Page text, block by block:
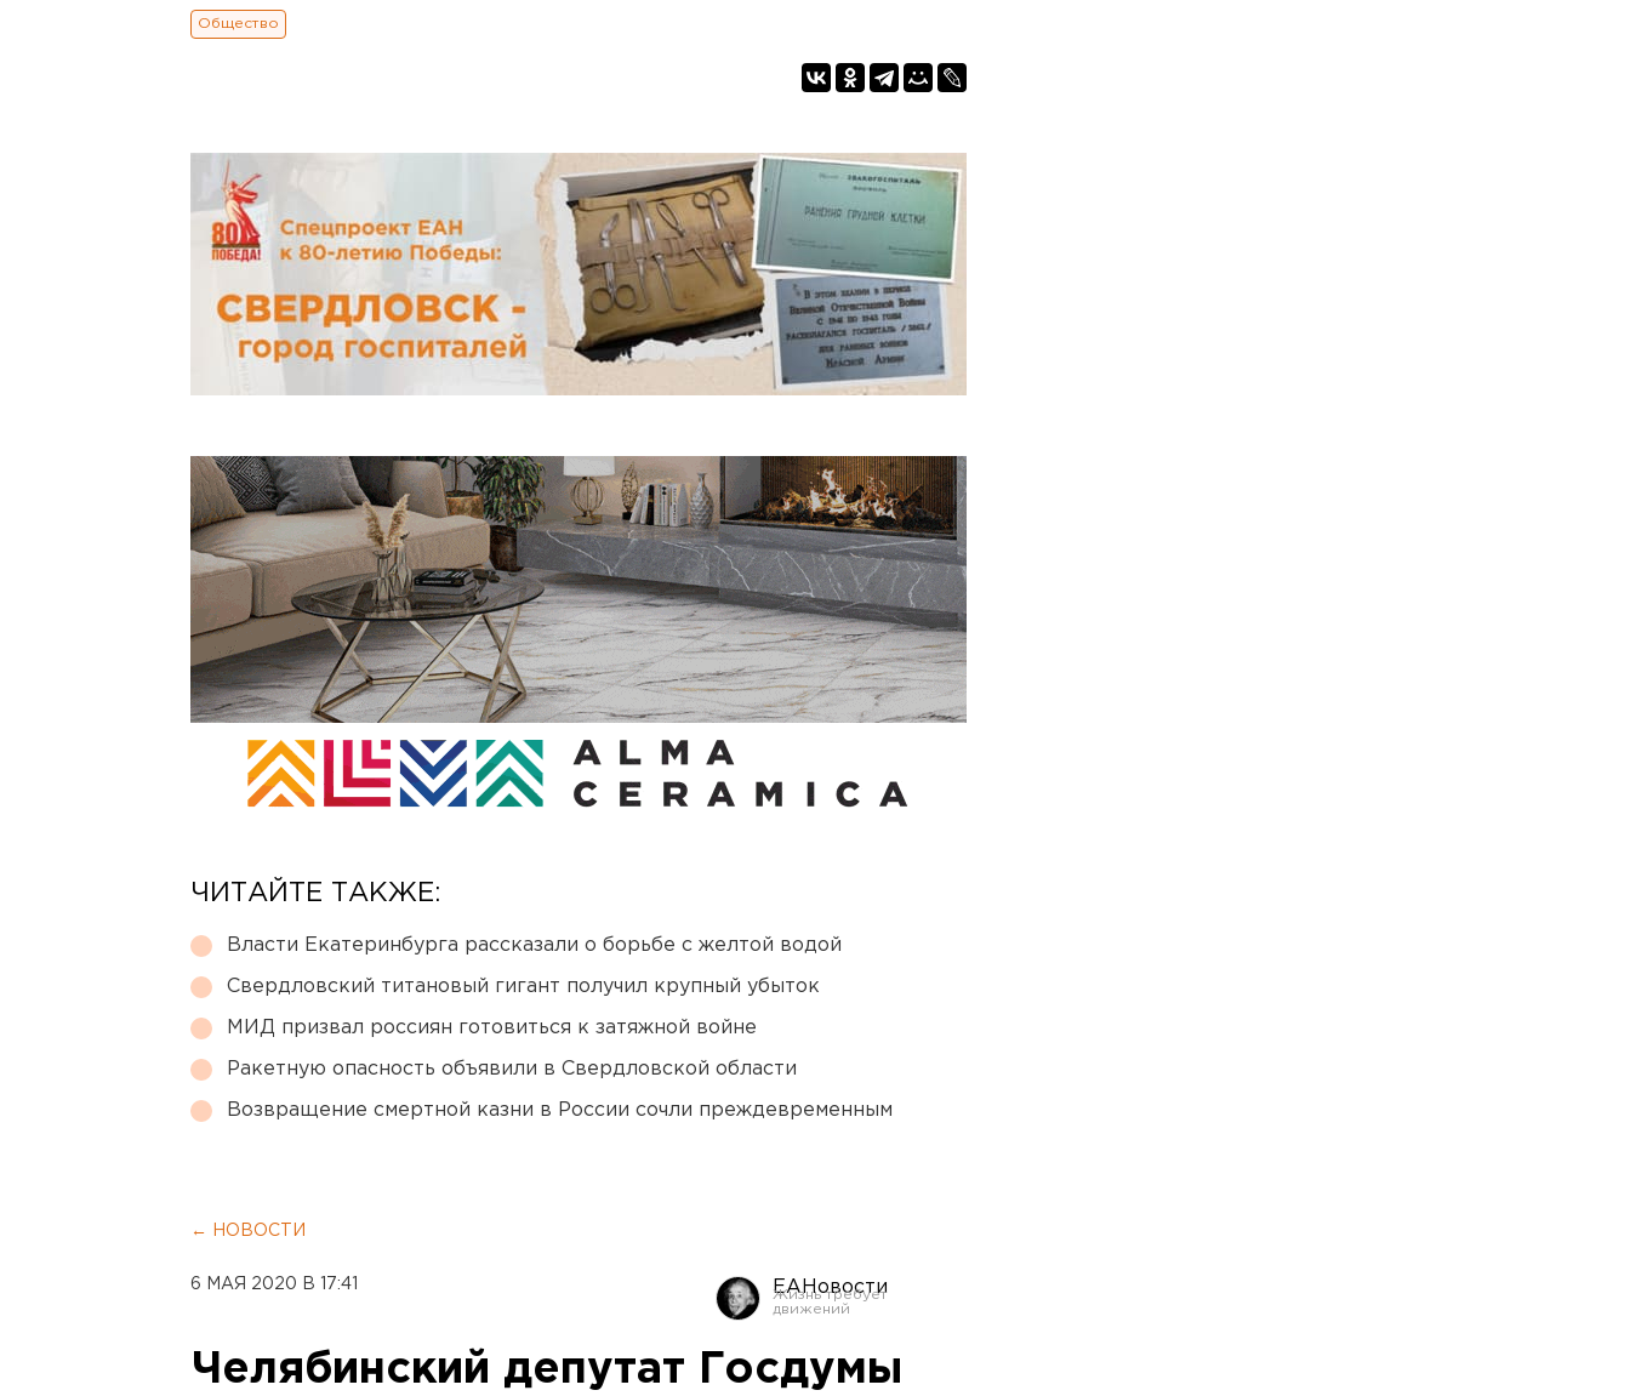
Общество
ЧИТАЙТЕ ТАКЖЕ:
Власти Екатеринбурга рассказали о борьбе с желтой водой
Свердловский титановый гигант получил крупный убыток
МИД призвал россиян готовиться к затяжной войне
Ракетную опасность объявили в Свердловской области
Возвращение смертной казни в России сочли преждевременным
← НОВОСТИ
6 МАЯ 2020 В 17:41 ЕАНовости
Челябинский депутат Госдумы